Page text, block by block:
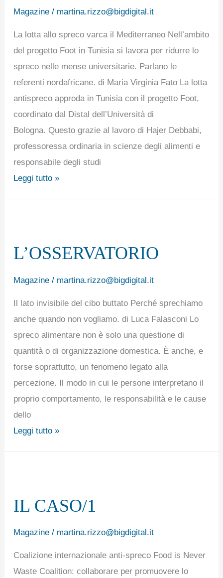
Magazine/ martina.rizzo@bigdigital.it
La lotta allo spreco varca il Mediterraneo Nell’ambito
del progetto Foot in Tunisia si lavora per ridurre lo
spreco nelle mense universitarie. Parlano le
referenti nordafricane. di Maria Virginia Fato La lotta
antispreco approda in Tunisia con il progetto Foot,
coordinato dal Distal dell’Università di
Bologna. Questo grazie al lavoro di Hajer Debbabi,
professoressa ordinaria in scienze degli alimenti e
responsabile degli studi
Leggi tutto »
L’OSSERVATORIO
Magazine/ martina.rizzo@bigdigital.it
Il lato invisibile del cibo buttato Perché sprechiamo
anche quando non vogliamo. di Luca Falasconi Lo
spreco alimentare non è solo una questione di
quantità o di organizzazione domestica. È anche, e
forse soprattutto, un fenomeno legato alla
percezione. Il modo in cui le persone interpretano il
proprio comportamento, le responsabilità e le cause
dello
Leggi tutto »
IL CASO/1
Magazine/ martina.rizzo@bigdigital.it
Coalizione internazionale anti-spreco Food is Never
Waste Coalition: collaborare per promuovere lo